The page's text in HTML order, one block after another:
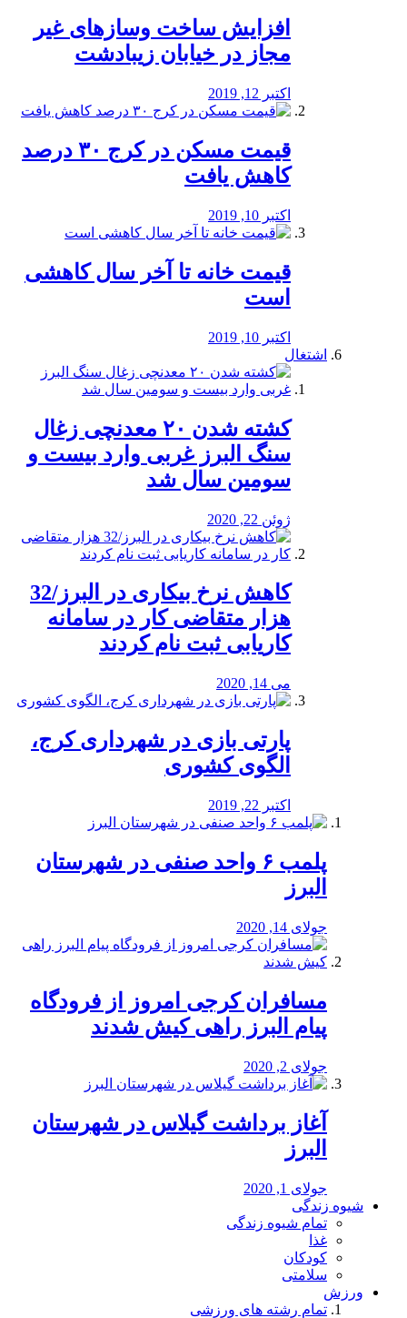
افزایش ساخت وسازهای غیر
مجاز در خیابان زیبادشت
اکتبر 12, 2019
️قیمت مسکن در کرج ۳۰ درصد
کاهش یافت
اکتبر 10, 2019
قیمت خانه تا آخر سال کاهشی
است
اکتبر 10, 2019
اشتغال
کشته شدن ۲۰ معدنچی زغال
سنگ البرز غربی وارد بیست و
سومین سال شد
ژوئن 22, 2020
کاهش نرخ بیکاری در البرز/32
هزار متقاضی کار در سامانه
کاریابی ثبت نام کردند
می 14, 2020
پارتی بازی در شهرداری کرج،
الگوی کشوری
اکتبر 22, 2019
پلمب ۶ واحد صنفی در شهرستان
البرز
جولای 14, 2020
مسافران کرجی امروز از فرودگاه
پیام البرز راهی کیش شدند
جولای 2, 2020
آغاز برداشت گیلاس در شهرستان
البرز
جولای 1, 2020
شیوه زندگی
تمام شیوه زندگی
غذا
کودکان
سلامتی
ورزش
تمام رشته های ورزشی